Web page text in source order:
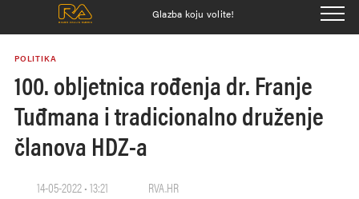
Glazba koju volite!
POLITIKA
100. obljetnica rođenja dr. Franje
Tuđmana i tradicionalno druženje
članova HDZ-a
14-05-2022 • 13:21 RVA.HR